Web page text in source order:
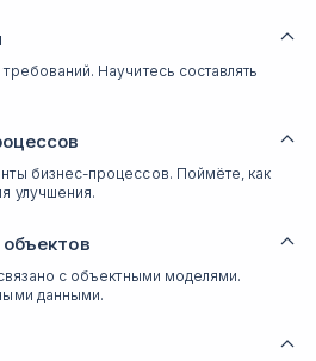
Научитесь составлять
бизнес-процессов. Поймёте, как
улучшения.
с объектными моделями.
данными.